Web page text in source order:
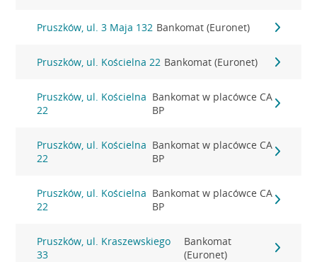
Pruszków, ul. 3 Maja 132 Bankomat (Euronet)
Pruszków, ul. Kościelna 22 Bankomat (Euronet)
Pruszków, ul. Kościelna
22
Bankomat w placówce CA
BP
Pruszków, ul. Kościelna
22
Bankomat w placówce CA
BP
Pruszków, ul. Kościelna
22
Bankomat w placówce CA
BP
Pruszków, ul. Kraszewskiego
33
Bankomat
(Euronet)